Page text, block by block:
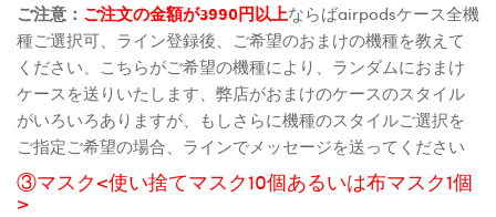
ご注意： ご注文の金額が3990円以上ならばairpodsケース全機
種ご選択可、ライン登録後、ご希望のおまけの機種を教えて
ください、こちらがご希望の機種により、ランダムにおまけ
ケースを送りいたします、弊店がおまけのケースのスタイル
がいろいろありますが、もしさらに機種のスタイルご選択を
ご指定ご希望の場合、ラインでメッセージを送ってください
③マスク<使い捨てマスク10個あるいは布マスク1個
>